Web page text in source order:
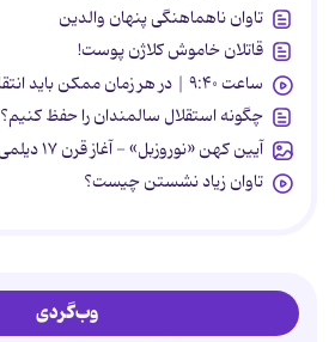
تاوان ناهماهنگی پنهان والدین
قاتلان خاموش کلاژن پوست!
ساعت ۹:۴۰ | در هر زمان ممکن باید انتقامشان را پس بدهند
چگونه استقلال سالمندان را حفظ کنیم؟
آیین کهن «نوروزبل» - آغاز قرن ۱۷ دیلمی
تاوان زیاد نشستن چیست؟
وب‌گردی